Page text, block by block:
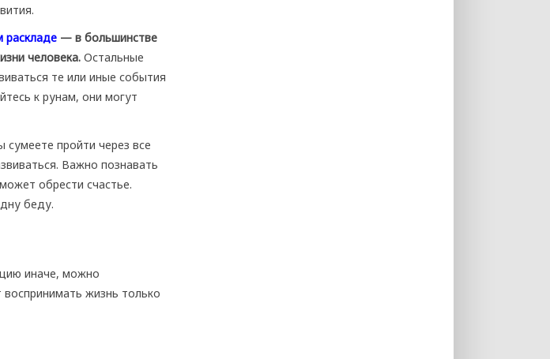
раскладе — в большинстве
человека. Остальные
те или иные события
к рунам, они могут
пройти через все
Важно познавать
обрести счастье.
беду.
иначе, можно
жизнь только